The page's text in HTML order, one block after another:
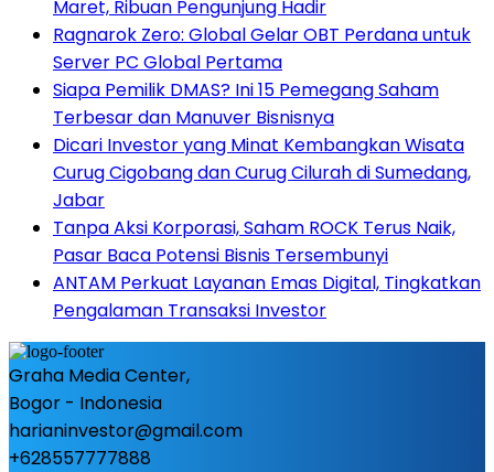
Maret, Ribuan Pengunjung Hadir
Ragnarok Zero: Global Gelar OBT Perdana untuk
Server PC Global Pertama
Siapa Pemilik DMAS? Ini 15 Pemegang Saham
Terbesar dan Manuver Bisnisnya
Dicari Investor yang Minat Kembangkan Wisata
Curug Cigobang dan Curug Cilurah di Sumedang,
Jabar
Tanpa Aksi Korporasi, Saham ROCK Terus Naik,
Pasar Baca Potensi Bisnis Tersembunyi
ANTAM Perkuat Layanan Emas Digital, Tingkatkan
Pengalaman Transaksi Investor
Graha Media Center,
Bogor - Indonesia
harianinvestor@gmail.com
+628557777888